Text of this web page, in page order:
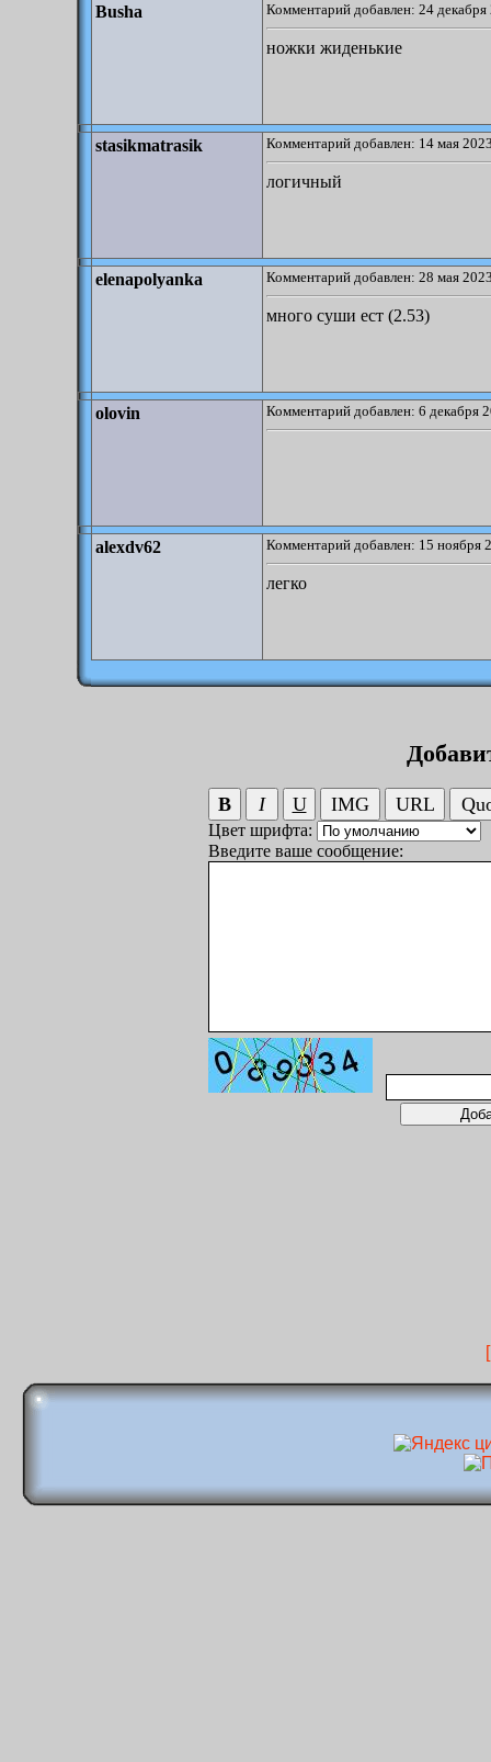
Busha Комментарий добавлен: 24
ножки жиденькие
stasikmatrasik Комментарий добавлен: 14 мая
логичный
elenapolyanka Комментарий добавлен: 28 мая
много суши ест (2.53)
olovin Комментарий добавлен: 6 декабря
alexdv62 Комментарий добавлен: 15 ноября
легко
Цвет шрифта:
Введите ваше сообщение: